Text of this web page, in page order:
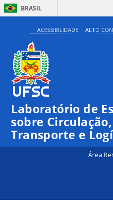
BRASIL
ACESSIBILIDADE ALTO
Laboratório de
sobre Circulação,
Transporte e
Área